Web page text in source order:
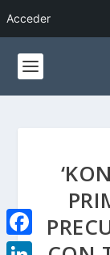
Acceder
F